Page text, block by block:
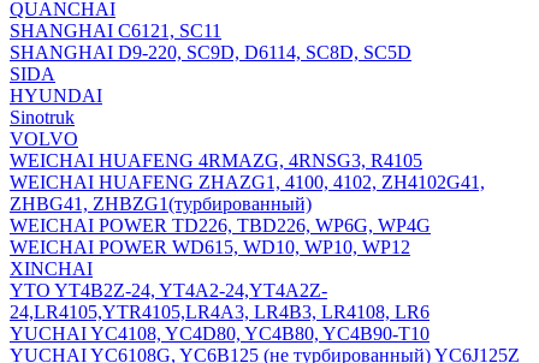
QUANCHAI
SHANGHAI C6121, SC11
SHANGHAI D9-220, SC9D, D6114, SC8D, SC5D
SIDA
HYUNDAI
Sinotruk
VOLVO
WEICHAI HUAFENG 4RMAZG, 4RNSG3, R4105
WEICHAI HUAFENG ZHAZG1, 4100, 4102, ZH4102G41,
ZHBG41, ZHBZG1(турбированный)
WEICHAI POWER TD226, TBD226, WP6G, WP4G
WEICHAI POWER WD615, WD10, WP10, WP12
XINCHAI
YTO YT4B2Z-24, YT4A2-24,YT4A2Z-
24,LR4105,YTR4105,LR4A3, LR4B3, LR4108, LR6
YUCHAI YC4108, YC4D80, YC4B80, YC4B90-T10
YUCHAI YC6108G, YC6B125 (не турбированный) YC6J125Z